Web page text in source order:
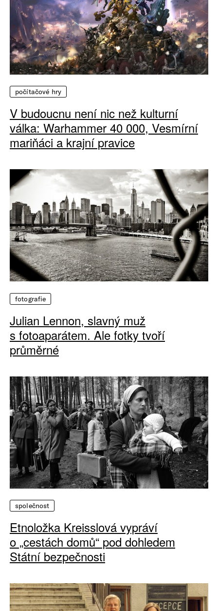
počítačové hry
V budoucnu není nic než kulturní
válka: Warhammer 40 000, Vesmírní
mariňáci a krajní pravice
fotografie
Julian Lennon, slavný muž
s fotoaparátem. Ale fotky tvoří
průměrné
společnost
Etnoložka Kreisslová vypráví
o „cestách domů“ pod dohledem
Státní bezpečnosti